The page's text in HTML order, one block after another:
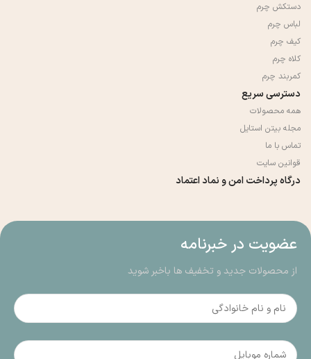
دستکش چرم
لباس چرم
کیف چرم
کلاه چرم
کمربند چرم
دسترسی سریع
همه محصولات
مجله بیتن استایل
تماس با ما
قوانین سایت
درگاه پرداخت امن و نماد اعتماد
عضویت در خبرنامه
از محصولات جدید و تخفیف ها باخبر شوید